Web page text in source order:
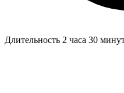
Длительность 2 часа 30